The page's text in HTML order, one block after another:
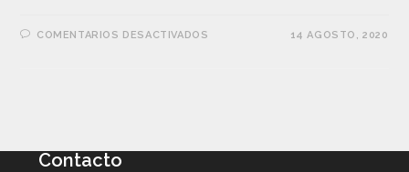
COMENTARIOS DESACTIVADOS 14 AGOSTO, 2020
Contacto